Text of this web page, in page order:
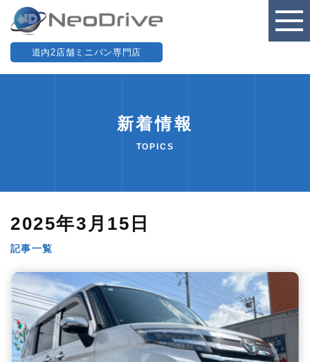
道内2店舗ミニバン専門店
新着情報
TOPICS
2025年3月15日
記事一覧